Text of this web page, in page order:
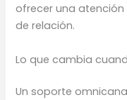
ofrecer una
de relación.
Lo que cambia
Un soporte